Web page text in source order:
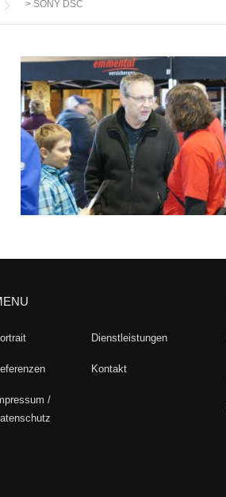
> SONY DSC
Dienstleistungen
Kontakt
/